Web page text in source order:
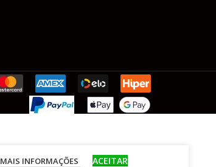
MAIS INFORMAÇÕES ACEITAR